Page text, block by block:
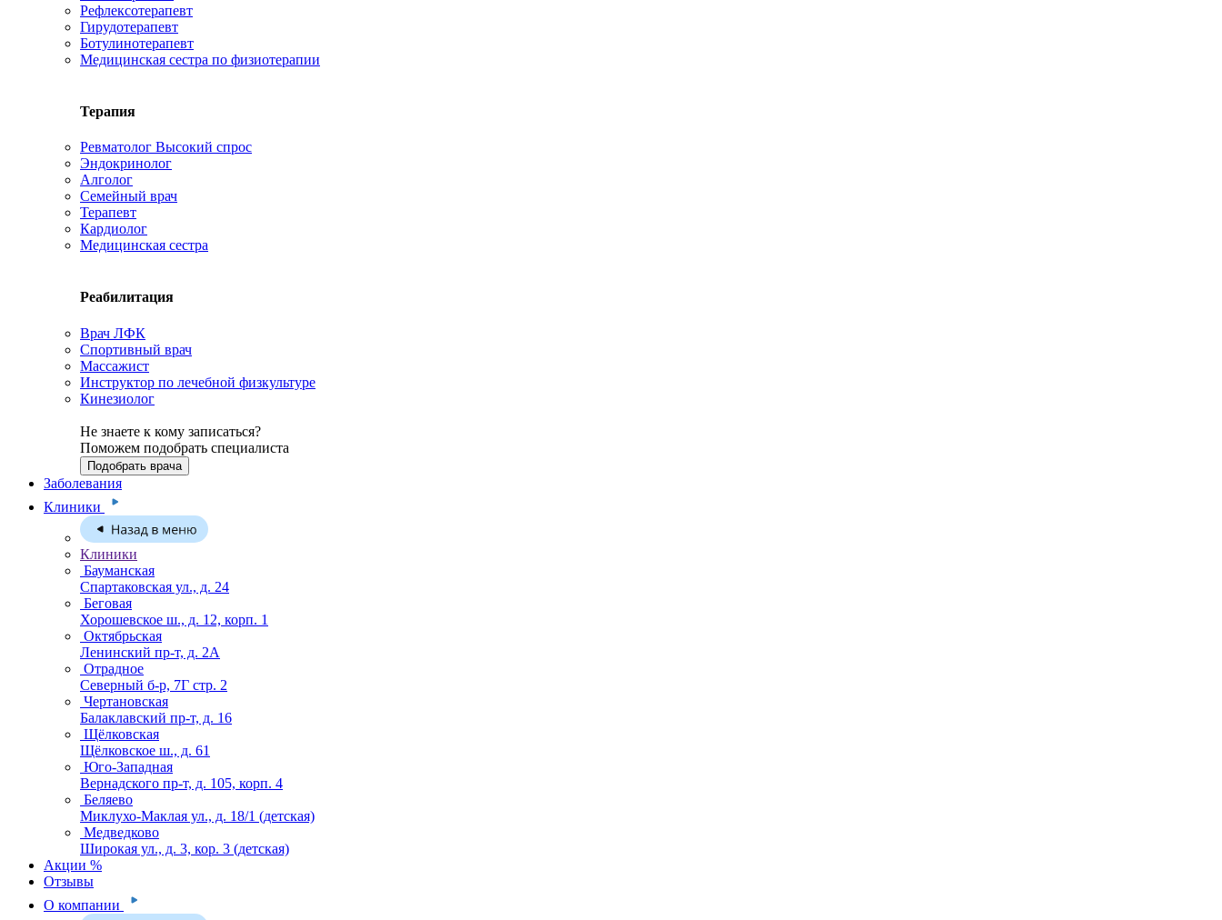
Рефлексотерапевт
Гирудотерапевт
Ботулинотерапевт
Медицинская сестра по физиотерапии
Терапия
Ревматолог Высокий спрос
Эндокринолог
Алголог
Семейный врач
Терапевт
Кардиолог
Медицинская сестра
Реабилитация
Врач ЛФК
Спортивный врач
Массажист
Инструктор по лечебной физкультуре
Кинезиолог
Не знаете к кому записаться?
Поможем подобрать специалиста
Подобрать врача
Заболевания
Клиники
Клиники
Бауманская
Спартаковская ул., д. 24
Беговая
Хорошевское ш., д. 12, корп. 1
Октябрьская
Ленинский пр-т, д. 2А
Отрадное
Северный б-р, 7Г стр. 2
Чертановская
Балаклавский пр-т, д. 16
Щёлковская
Щёлковское ш., д. 61
Юго-Западная
Вернадского пр-т, д. 105, корп. 4
Беляево
Миклухо-Маклая ул., д. 18/1 (детская)
Медведково
Широкая ул., д. 3, кор. 3 (детская)
Акции %
Отзывы
О компании